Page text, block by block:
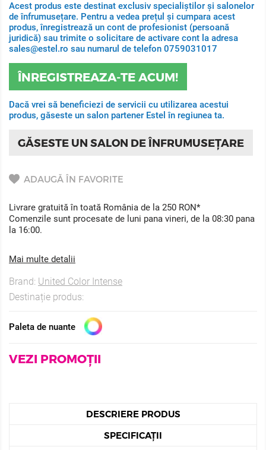
Acest produs este destinat exclusiv specialiștilor și salonelor
de înfrumusețare. Pentru a vedea prețul și cumpara acest
produs, înregistrează un cont de profesionist (persoană
juridică) sau trimite o solicitare de activare cont la adresa
sales@estel.ro sau numarul de telefon 0759031017
ÎNREGISTREAZA-TE ACUM!
Dacă vrei să beneficiezi de servicii cu utilizarea acestui
produs, găseste un salon partener Estel în regiunea ta.
GĂSESTE UN SALON DE ÎNFRUMUSEȚARE
ADAUGĂ ÎN FAVORITE
Livrare gratuită în toată România de la 250 RON*
Comenzile sunt procesate de luni pana vineri, de la 08:30 pana
la 16:00.
Mai multe detalii
Brand: United Color Intense
Destinație produs:
Paleta de nuante
VEZI PROMOȚII
DESCRIERE PRODUS
SPECIFICAȚII